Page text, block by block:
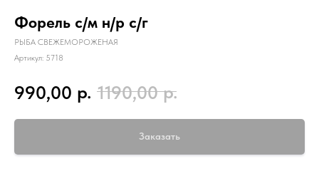
Форель с/м н/р с/г
РЫБА СВЕЖЕМОРОЖЕНАЯ
Артикул: 5718
990,00 р. 1190,00 р.
Заказать